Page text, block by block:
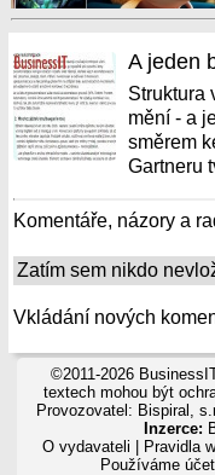
A jeden
Struktura
mění - a
směrem
Gartneru
Komentáře, názory a
Zatím sem nikdo
Vkládání nových
©2011-2026
textech mohou být
Provozovatel: Bispiral,
Inzerce:
O vydavateli
Pravidla
Používáme